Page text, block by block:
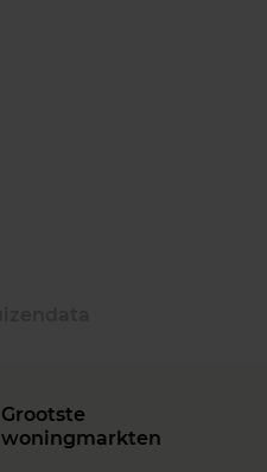
Grootste
woningmarkten